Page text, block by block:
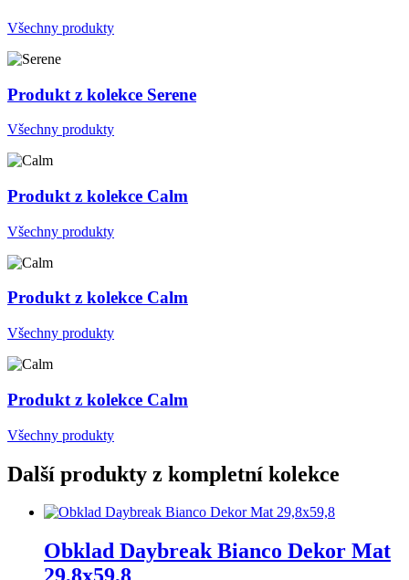
Všechny produkty
Produkt z kolekce Serene
Všechny produkty
Produkt z kolekce Calm
Všechny produkty
Produkt z kolekce Calm
Všechny produkty
Produkt z kolekce Calm
Všechny produkty
Další produkty z kompletní kolekce
Obklad Daybreak Bianco Dekor Mat